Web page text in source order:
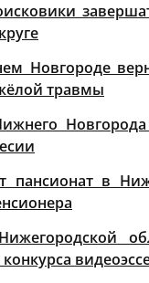
Новгороде
травмы
пансионат в